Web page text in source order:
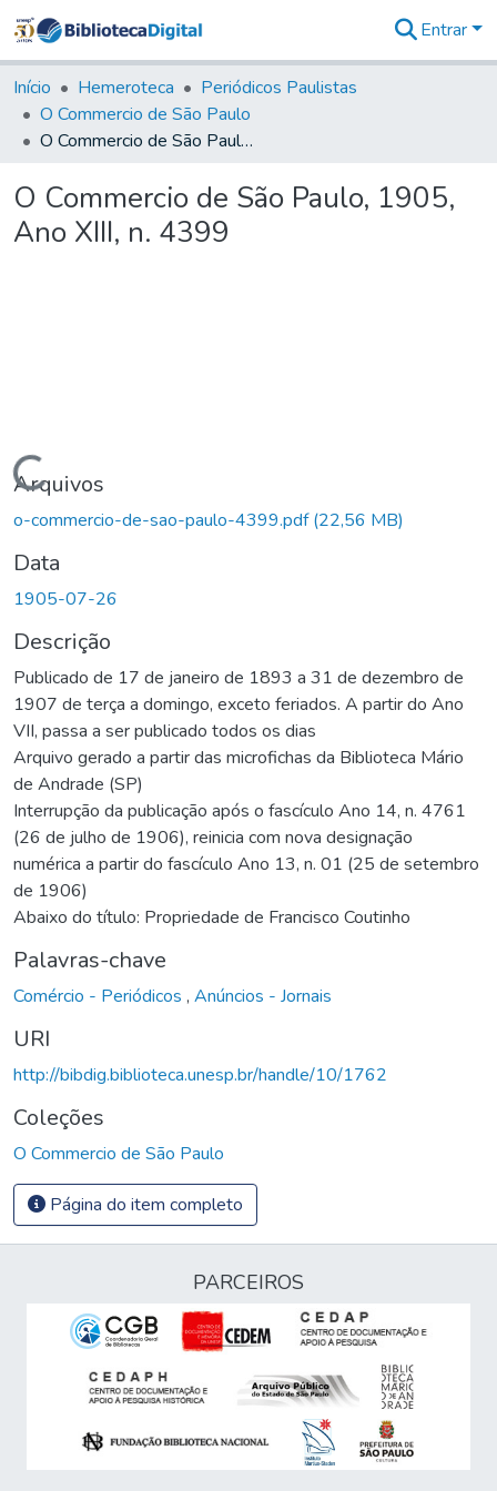
&
Coleções
Tudo na
Biblioteca
Estatísticas
Entrar
Início Hemeroteca
Periódicos Paulistas
O Commercio de São Paulo
O Commercio de São Paulo, 1905, Ano XIII, n. 4399
O Commercio de São Paulo, 1905,
Ano XIII, n. 4399
Carregando...
Arquivos
o-commercio-de-sao-paulo-4399.pdf(22,56 MB)
Data
1905-07-26
Descrição
Publicado de 17 de janeiro de 1893 a 31 de dezembro de
1907 de terça a domingo, exceto feriados. A partir do Ano
VII, passa a ser publicado todos os dias
Arquivo gerado a partir das microfichas da Biblioteca Mário
de Andrade (SP)
Interrupção da publicação após o fascículo Ano 14, n. 4761
(26 de julho de 1906), reinicia com nova designação
numérica a partir do fascículo Ano 13, n. 01 (25 de setembro
de 1906)
Abaixo do título: Propriedade de Francisco Coutinho
Palavras-chave
Comércio - Periódicos , Anúncios - Jornais
URI
http://bibdig.biblioteca.unesp.br/handle/10/1762
Coleções
O Commercio de São Paulo
Página do item completo
PARCEIROS